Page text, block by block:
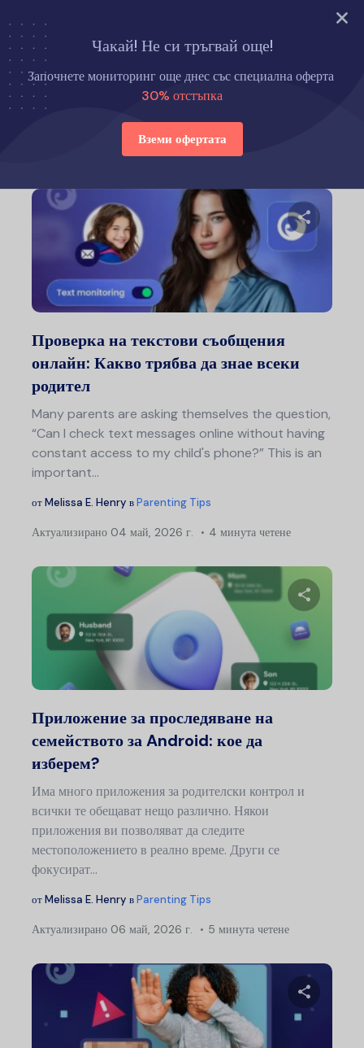
Опитайте сега
Чакай! Не си тръгвай още!
Започнете мониторинг още днес със специална оферта
30% отстъпка
Вземи офертата
Начало Съвети за отглеждането на деца
Съвети за отглеждането на деца
Проверка на текстови съобщения
онлайн: Какво трябва да знае всеки
родител
Many parents are asking themselves the question,
“Can I check text messages online without having
constant access to my child's phone?” This is an
important…
отMelissa E. Henry вParenting Tips
Актуализирано 04 май, 2026 г. 4 минута четене
Приложение за проследяване на
семейството за Android: кое да
изберем?
Има много приложения за родителски контрол и
всички те обещават нещо различно. Някои
приложения ви позволяват да следите
местоположението в реално време. Други се
фокусират...
отMelissa E. Henry вParenting Tips
Актуализирано 06 май, 2026 г. 5 минута четене